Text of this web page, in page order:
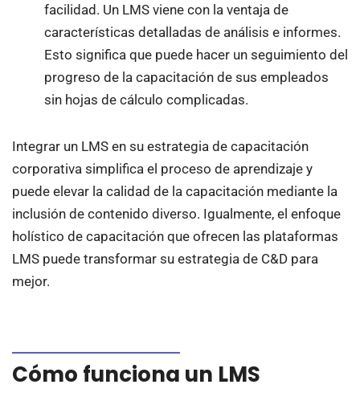
facilidad. Un LMS viene con la ventaja de
características detalladas de análisis e informes.
Esto significa que puede hacer un seguimiento del
progreso de la capacitación de sus empleados
sin hojas de cálculo complicadas.
Integrar un LMS en su estrategia de capacitación
corporativa simplifica el proceso de aprendizaje y
puede elevar la calidad de la capacitación mediante la
inclusión de contenido diverso. Igualmente, el enfoque
holístico de capacitación que ofrecen las plataformas
LMS puede transformar su estrategia de C&D para
mejor.
Cómo funciona un LMS